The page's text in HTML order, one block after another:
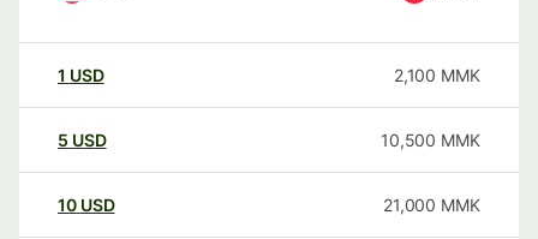
1 USD 2,100 MMK
5 USD 10,500 MMK
10 USD 21,000 MMK